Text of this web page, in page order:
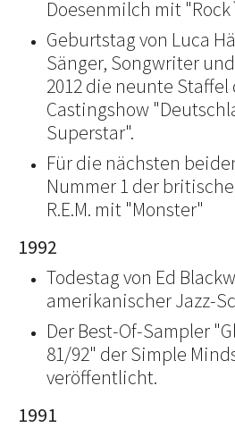
Doesenmilch mit
Geburtstag von Luca
Sänger, Songwriter
2012 die neunte Staffel
Castingshow
Superstar".
Für die nächsten
Nummer 1 der
R.E.M. mit "Monster"
1992
Todestag von Ed
amerikanischer Jazz-
Der Best-Of-Sampler
81/92" der Simple
veröffentlicht.
1991